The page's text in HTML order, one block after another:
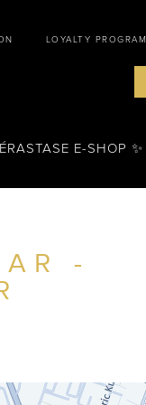
-
LOYALTY PROGRAM
E-SHOP ✨